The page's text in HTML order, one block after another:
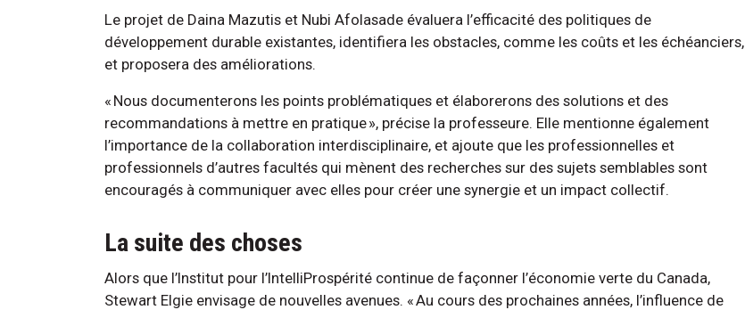
Le projet de Daina Mazutis et Nubi Afolasade évaluera l’efficacité des politiques de
développement durable existantes, identifiera les obstacles, comme les coûts et les échéanciers,
et proposera des améliorations.
« Nous documenterons les points problématiques et élaborerons des solutions et des
recommandations à mettre en pratique », précise la professeure. Elle mentionne également
l’importance de la collaboration interdisciplinaire, et ajoute que les professionnelles et
professionnels d’autres facultés qui mènent des recherches sur des sujets semblables sont
encouragés à communiquer avec elles pour créer une synergie et un impact collectif.
La suite des choses
Alors que l’Institut pour l’IntelliProspérité continue de façonner l’économie verte du Canada,
Stewart Elgie envisage de nouvelles avenues. « Au cours des prochaines années, l’influence de